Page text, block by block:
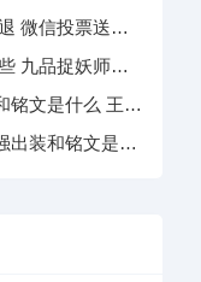
合成配方汇总
微信投票送礼
九品捉妖师炼
铭文是什么 王者
荐
出装和铭文是什